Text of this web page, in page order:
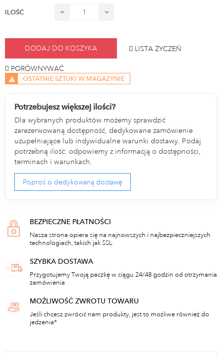
ILOŚĆ
DODAJ DO KOSZYKA LISTA ŻYCZEŃ
PORÓWNYWAĆ
OSTATNIE SZTUKI W MAGAZYNIE
Potrzebujesz większej ilości?
Dla wybranych produktów możemy sprawdzić
zarezerwowaną dostępność, dedykowane zamówienie
uzupełniające lub indywidualne warunki dostawy. Podaj
potrzebną ilość: odpowiemy z informacją o dostępności,
terminach i warunkach.
Poproś o dedykowaną dostawę
BEZPIECZNE PŁATNOŚCI
Nasza strona opiera się na najnowszych i najbezpieczniejszych
technologiach, takich jak SSL
SZYBKA DOSTAWA
Przygotujemy Twoją paczkę w ciągu 24/48 godzin od otrzymania
zamówienia
MOŻLIWOŚĆ ZWROTU TOWARU
Jeśli chcesz zwrócić nam produkty, jest to możliwe również do
jedzenia*